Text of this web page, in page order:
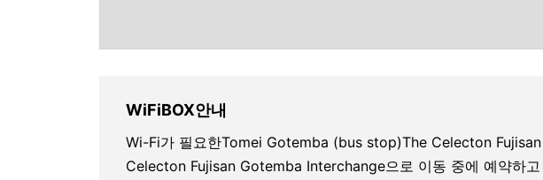
WiFiBOX안내
Wi-Fi가 필요한Tomei Gotemba (bus stop)The Celecton
Celecton Fujisan Gotemba Interchange으로 이동 중에 예약하